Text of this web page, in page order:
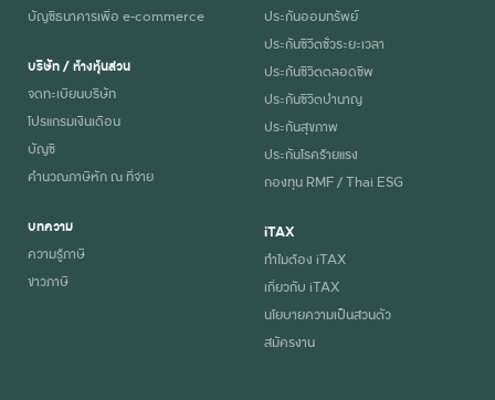
บัญชีธนาคารเพื่อ e-commerce
บริษัท / ห้างหุ้นส่วน
จดทะเบียนบริษัท
โปรแกรมเงินเดือน
บัญชี
คำนวณภาษีหัก ณ ที่จ่าย
บทความ
ความรู้ภาษี
ข่าวภาษี
ประกันออมทรัพย์
ประกันชีวิตชั่วระยะเวลา
ประกันชีวิตตลอดชีพ
ประกันชีวิตบำนาญ
ประกันสุขภาพ
ประกันโรคร้ายแรง
กองทุน RMF / Thai ESG
iTAX
ทำไมต้อง iTAX
เกี่ยวกับ iTAX
นโยบายความเป็นส่วนตัว
สมัครงาน